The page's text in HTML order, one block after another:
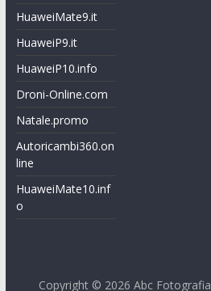
HuaweiMate9.it
HuaweiP9.it
HuaweiP10.info
Droni-Online.com
Natale.promo
Autoricambi360.on
line
HuaweiMate10.inf
o
Copyright © 2026 Abc Fotografia